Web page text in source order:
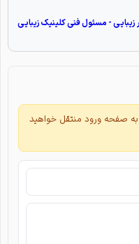
- مسئول فنی کلینیک زیبایی
به صفحه ورود منتقل خواهید